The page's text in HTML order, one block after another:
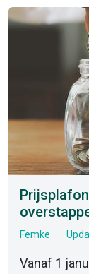
Femke
Vanaf 1